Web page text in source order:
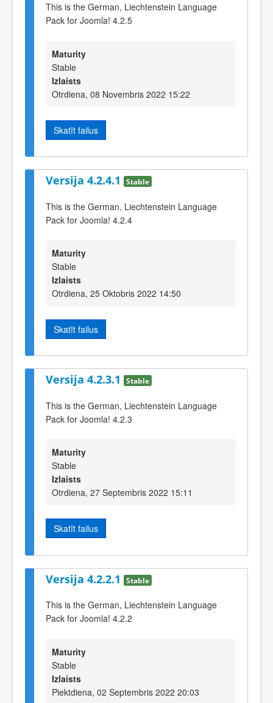
This is the German, Liechtenstein Language
Pack for Joomla! 4.2.5
Maturity
Stable
Izlaists
Otrdiena, 08 Novembris 2022 15:22
Skatīt failus
Versija 4.2.4.1 Stable
This is the German, Liechtenstein Language
Pack for Joomla! 4.2.4
Maturity
Stable
Izlaists
Otrdiena, 25 Oktobris 2022 14:50
Skatīt failus
Versija 4.2.3.1 Stable
This is the German, Liechtenstein Language
Pack for Joomla! 4.2.3
Maturity
Stable
Izlaists
Otrdiena, 27 Septembris 2022 15:11
Skatīt failus
Versija 4.2.2.1 Stable
This is the German, Liechtenstein Language
Pack for Joomla! 4.2.2
Maturity
Stable
Izlaists
Piektdiena, 02 Septembris 2022 20:03